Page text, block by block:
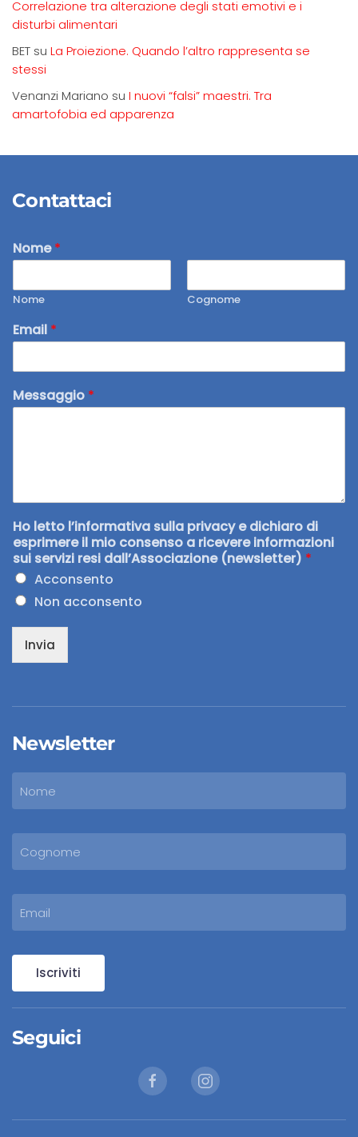
Correlazione tra alterazione degli stati emotivi e i
disturbi alimentari
BET su La Proiezione. Quando l’altro rappresenta se
stessi
Venanzi Mariano su I nuovi “falsi” maestri. Tra
amartofobia ed apparenza
Contattaci
Nome*
Nome Cognome
Email *
Messaggio *
Ho letto l’informativa sulla privacy e dichiaro di
esprimere il mio consenso a ricevere informazioni
sui servizi resi dall’Associazione (newsletter) *
Acconsento
Non acconsento
Invia
Newsletter
Iscriviti
Seguici